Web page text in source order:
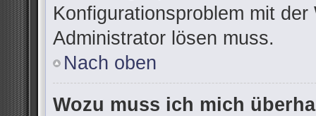
Konfigurationsproblem mit
Administrator lösen muss.
Nach oben
Wozu muss ich mich